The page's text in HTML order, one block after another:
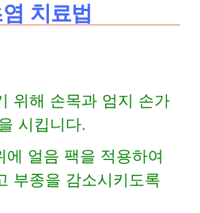
치료법
위해 손목과 엄지 손가
시킵니다.
얼음 팩을 적용하여
부종을 감소시키도록